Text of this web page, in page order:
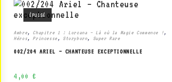
ÉPUISÉ
Ambre, Chapitre 1 : Lorcana – Là où la Magie Commence !,
Héros, Princesse , Storyborn, Super Rare
002/204 ARIEL – CHANTEUSE EXCEPTIONNELLE
4,00 €